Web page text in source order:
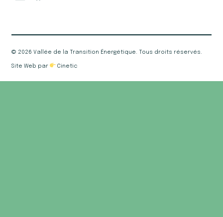
© 2026 Vallée de la Transition Énergétique. Tous droits réservés.
Site Web par Cinetic